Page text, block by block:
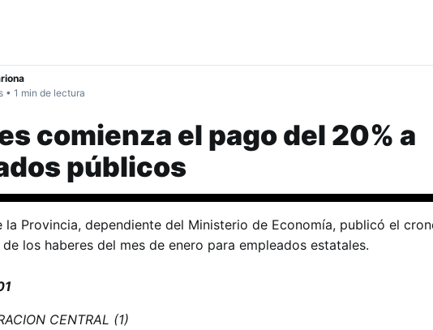
• 1 min de lectura
comienza el pago del 20% a
públicos
la Provincia, dependiente del Ministerio de Economía, publicó el
los haberes del mes de enero para empleados estatales.
CENTRAL (1)